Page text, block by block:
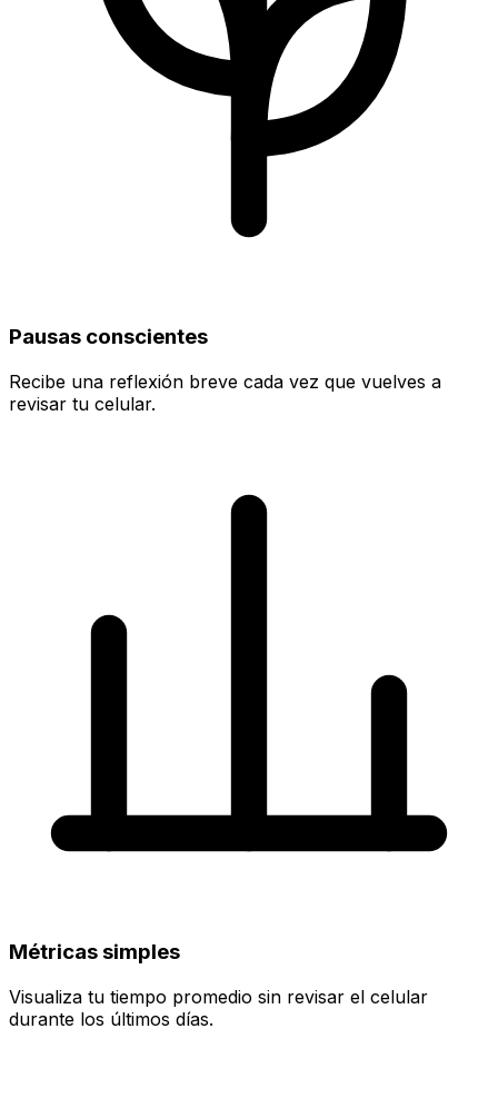
Pausas conscientes
Recibe una reflexión breve cada vez que vuelves a
revisar tu celular.
Métricas simples
Visualiza tu tiempo promedio sin revisar el celular
durante los últimos días.